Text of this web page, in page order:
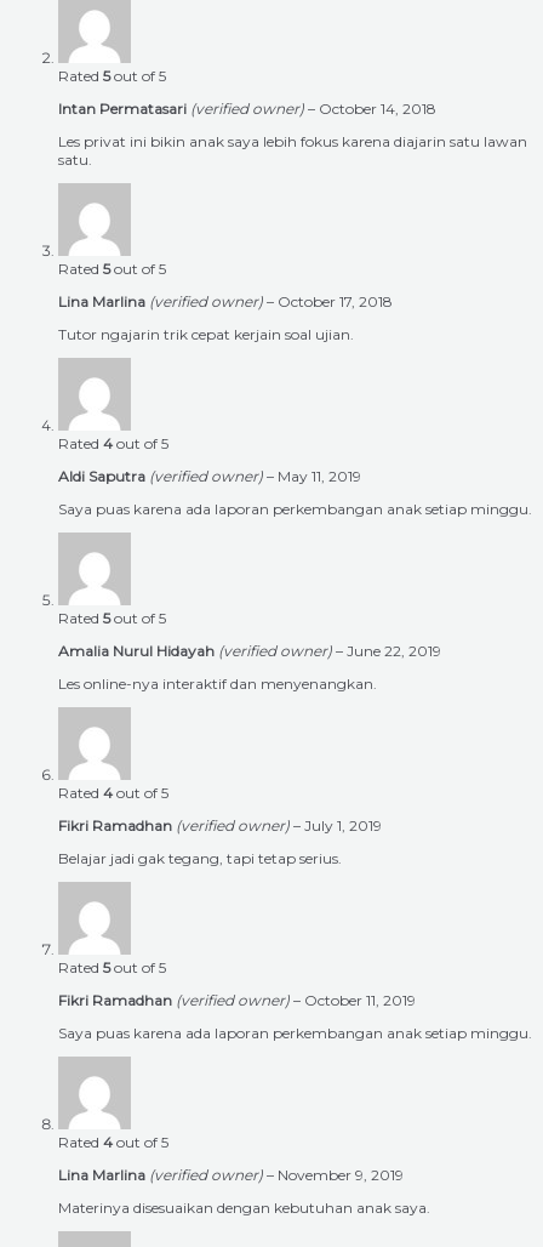
Rated 5out of 5
Intan Permatasari (verified owner) – October 14, 2018
Les privat ini bikin anak saya lebih fokus karena diajarin satu lawan
satu.
Rated 5out of 5
Lina Marlina (verified owner) – October 17, 2018
Tutor ngajarin trik cepat kerjain soal ujian.
Rated 4 out of 5
Aldi Saputra (verified owner) – May 11, 2019
Saya puas karena ada laporan perkembangan anak setiap minggu.
Rated 5out of 5
Amalia Nurul Hidayah (verified owner) – June 22, 2019
Les online-nya interaktif dan menyenangkan.
Rated 4 out of 5
Fikri Ramadhan (verified owner) – July 1, 2019
Belajar jadi gak tegang, tapi tetap serius.
Rated 5out of 5
Fikri Ramadhan (verified owner) – October 11, 2019
Saya puas karena ada laporan perkembangan anak setiap minggu.
Rated 4 out of 5
Lina Marlina (verified owner) – November 9, 2019
Materinya disesuaikan dengan kebutuhan anak saya.